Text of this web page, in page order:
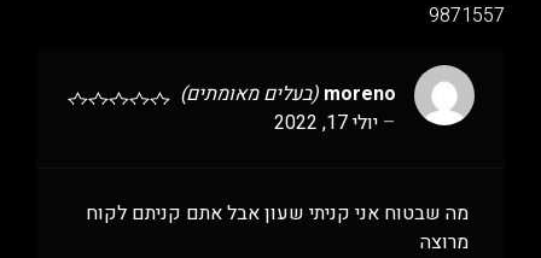
9871557
moreno (בעלים מאומתים)
– יולי 17, 2022
מה שבטוח אני קניתי שעון אבל אתם קניתם לקוח
מרוצה